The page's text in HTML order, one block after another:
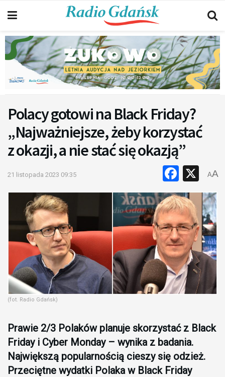
Polacy gotowi na Black Friday?
„Najważniejsze, żeby korzystać
z okazji, a nie stać się okazją”
21 listopada 2023 09:35 X
AA
(fot. Radio Gdańsk)
Prawie 2/3 Polaków planuje skorzystać z Black
Friday i Cyber Monday – wynika z badania.
Największą popularnością cieszy się odzież.
Przeciętne wydatki Polaka w Black Friday